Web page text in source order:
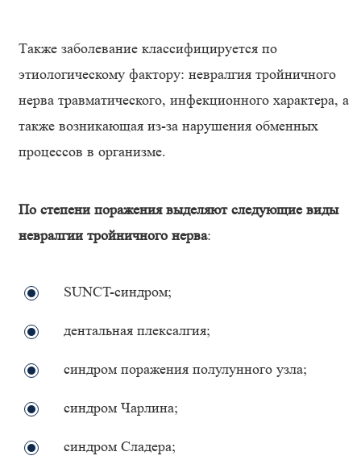
Также заболевание классифицируется по
этиологическому фактору: невралгия тройничного
нерва травматического, инфекционного характера, а
также возникающая из-за нарушения обменных
процессов в организме.
По степени поражения выделяют следующие виды
невралгии тройничного нерва:
SUNCT-синдром;
дентальная плексалгия;
синдром поражения полулунного узла;
синдром Чарлина;
синдром Сладера;